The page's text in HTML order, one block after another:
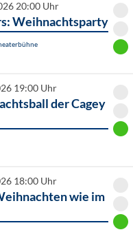
20:00 Uhr
Weihnachtsparty
19:00 Uhr
der Cagey
18:00 Uhr
wie im